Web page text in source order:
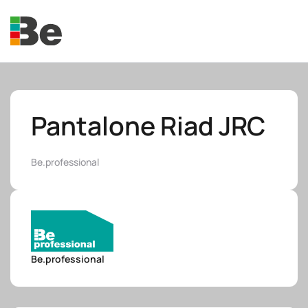
Skip to main content
Pantalone Riad JRC
Be.professional
Be.professional